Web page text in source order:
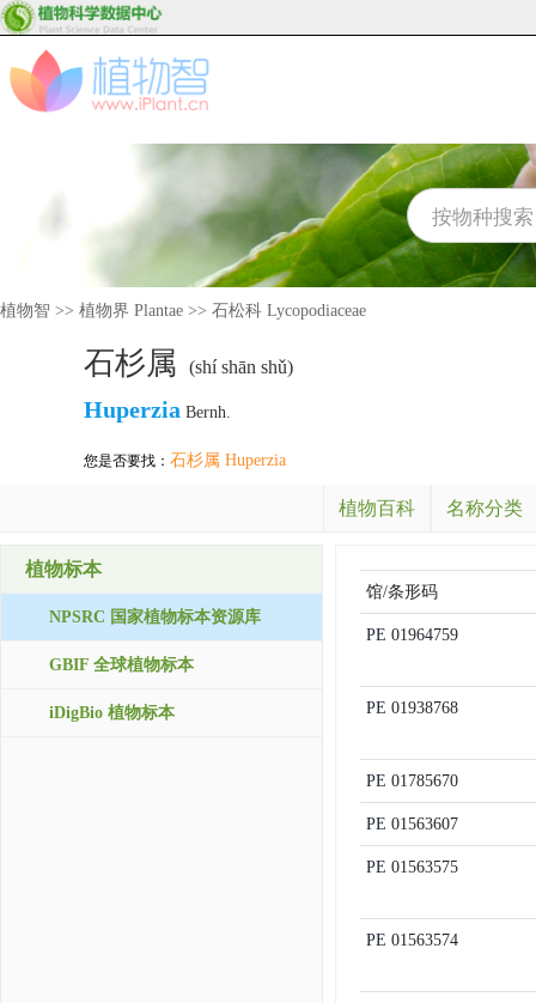
植物智 >> 植物界 Plantae >> 石松科 Lycopodiaceae
石杉属 (shí shān shǔ)
Huperzia Bernh.
您是否要找： 石杉属 Huperzia
植物百科 名称分类
植物标本
NPSRC 国家植物标本资源库
GBIF 全球植物标本
iDigBio 植物标本
馆/条形码
PE 01964759
PE 01938768
PE 01785670
PE 01563607
PE 01563575
PE 01563574